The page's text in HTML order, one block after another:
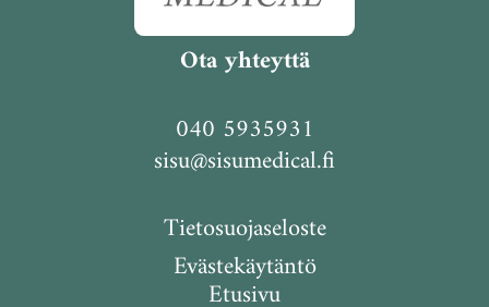
Ota yhteyttä
040 5935931
sisu@sisumedical.fi
Tietosuojaseloste
Evästekäytäntö
Etusivu